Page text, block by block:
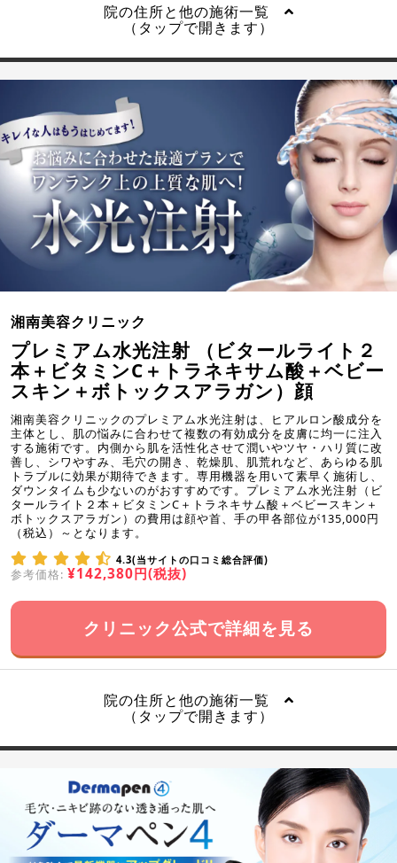
院の住所と他の施術一覧
（タップで開きます）
湘南美容クリニック
プレミアム水光注射 （ビタールライト２
本＋ビタミンC＋トラネキサム酸＋ベビー
スキン＋ボトックスアラガン）顔
湘南美容クリニックのプレミアム水光注射は、ヒアルロン酸成分を
主体とし、肌の悩みに合わせて複数の有効成分を皮膚に均一に注入
する施術です。内側から肌を活性化させて潤いやツヤ・ハリ質に改
善し、シワやすみ、毛穴の開き、乾燥肌、肌荒れなど、あらゆる肌
トラブルに効果が期待できます。専用機器を用いて素早く施術し、
ダウンタイムも少ないのがおすすめです。プレミアム水光注射（ビ
タールライト２本＋ビタミンC＋トラネキサム酸＋ベビースキン＋
ボトックスアラガン）の費用は顔や首、手の甲各部位が135,000円
（税込）～となります。
4.3(当サイトの口コミ総合評価)
参考価格: ¥142,380円(税抜)
クリニック公式で詳細を見る
院の住所と他の施術一覧
（タップで開きます）